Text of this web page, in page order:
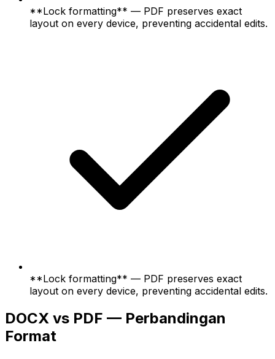
**Lock formatting** — PDF preserves exact
layout on every device, preventing accidental edits.
**Lock formatting** — PDF preserves exact
layout on every device, preventing accidental edits.
DOCX vs PDF — Perbandingan
Format